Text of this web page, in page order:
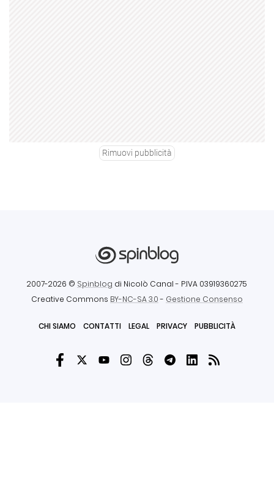
Rimuovi pubblicità
2007-2026 © Spinblog di Nicolò Canal - P.IVA 03919360275
Creative Commons BY-NC-SA 3.0- Gestione Consenso
CHI SIAMO CONTATTI LEGAL PRIVACY PUBBLICITÀ